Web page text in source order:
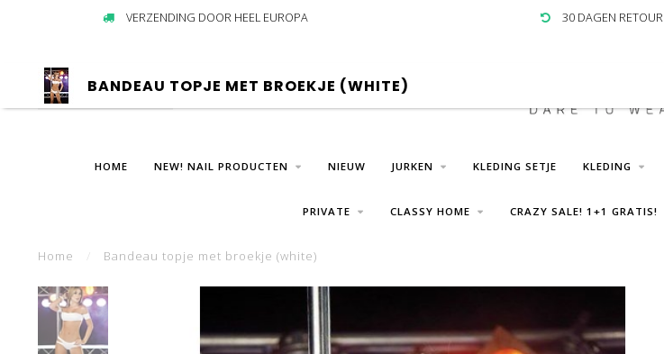
VERZENDING DOOR HEEL EUROPA 30 DAGEN RETOUR
HOME NEW! NAIL PRODUCTEN NIEUW JURKEN KLEDING SETJE KLEDING
PRIVATE CLASSY HOME CRAZY SALE! 1+1 GRATIS!
Home Bandeau topje met broekje (white)
BANDEAU TOPJE MET BROEKJE (WHITE)